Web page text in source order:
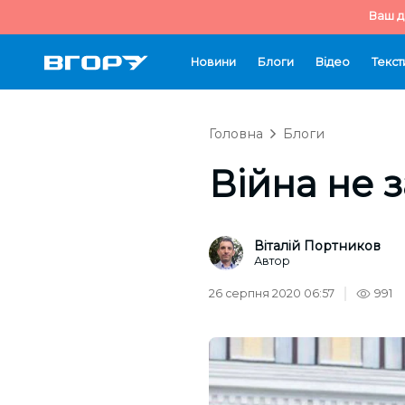
Ваш
Новини Блоги Відео
Головна Блоги
Війна не
Віталій Портников
Автор
26 серпня 2020 06:57 991